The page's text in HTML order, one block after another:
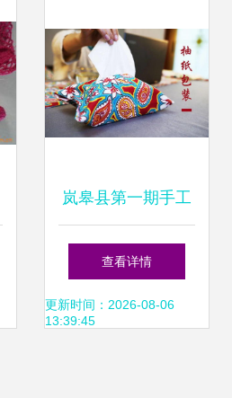
岚皋县第一期手工
艺品制作培训圆满
结业 巧手织就幸福
查看详情
更新时间：2026-08-06
13:39:45